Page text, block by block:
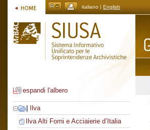
italiano | English
espandi l'albero
Ilva
Ilva Alti Forni e Acciaierie d’Italia